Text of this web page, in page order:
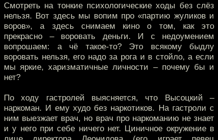
Смотреть на тонкие психологические ходы без слёз
нельзя. Вот здесь мы вопим про «партию жуликов и
воров», а здесь снимаем кино о том, как это
прекрасно – воровать деньги. И с недоумением
вопрошаем: а чё такое-то? Это всякому быдлу
воровать нельзя, его надо за рога и в стойло, а если
мы яркие, харизматичные личности – почему бы и
нет?
По ходу гастролей выясняется, что Высоцкий –
наркоман. И ему худо без наркотиков. На гастроли с
ним выезжает врач, но врач про наркоманию не знает
и у него при себе ничего нет. Циничное окружение в